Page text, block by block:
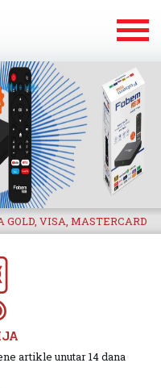
GOLD, VISA, MASTERCARD
artikle unutar 14 dana